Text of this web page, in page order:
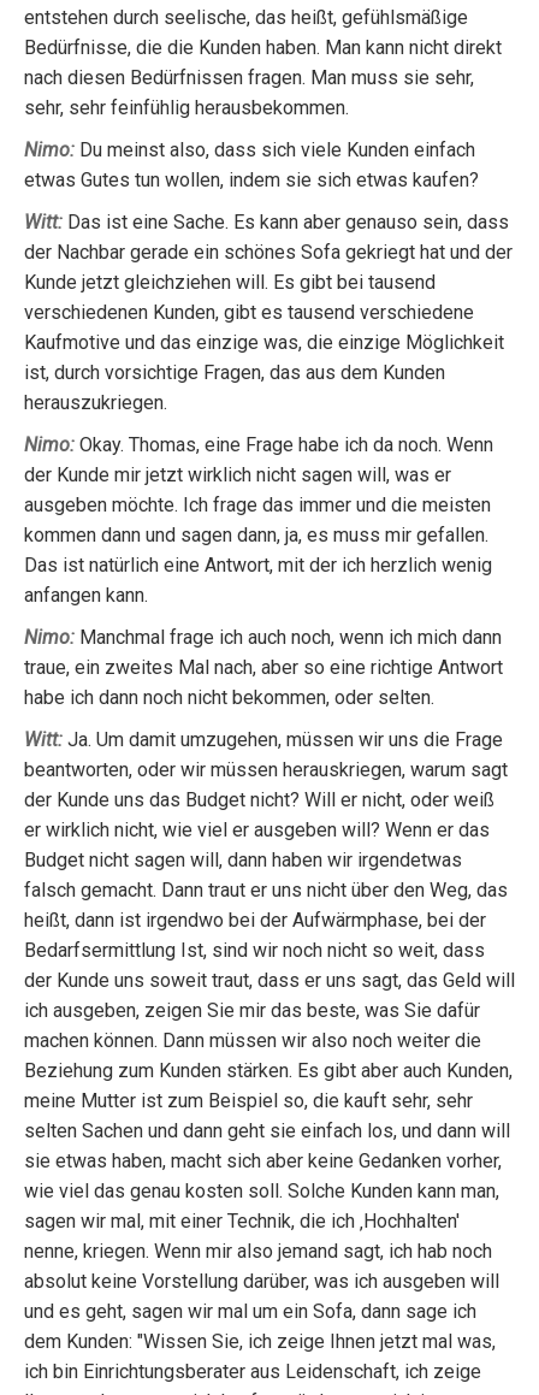
entstehen durch seelische, das heißt, gefühlsmäßige
Bedürfnisse, die die Kunden haben. Man kann nicht direkt
nach diesen Bedürfnissen fragen. Man muss sie sehr,
sehr, sehr feinfühlig herausbekommen.
Nimo: Du meinst also, dass sich viele Kunden einfach
etwas Gutes tun wollen, indem sie sich etwas kaufen?
Witt: Das ist eine Sache. Es kann aber genauso sein, dass
der Nachbar gerade ein schönes Sofa gekriegt hat und der
Kunde jetzt gleichziehen will. Es gibt bei tausend
verschiedenen Kunden, gibt es tausend verschiedene
Kaufmotive und das einzige was, die einzige Möglichkeit
ist, durch vorsichtige Fragen, das aus dem Kunden
herauszukriegen.
Nimo: Okay. Thomas, eine Frage habe ich da noch. Wenn
der Kunde mir jetzt wirklich nicht sagen will, was er
ausgeben möchte. Ich frage das immer und die meisten
kommen dann und sagen dann, ja, es muss mir gefallen.
Das ist natürlich eine Antwort, mit der ich herzlich wenig
anfangen kann.
Nimo: Manchmal frage ich auch noch, wenn ich mich dann
traue, ein zweites Mal nach, aber so eine richtige Antwort
habe ich dann noch nicht bekommen, oder selten.
Witt: Ja. Um damit umzugehen, müssen wir uns die Frage
beantworten, oder wir müssen herauskriegen, warum sagt
der Kunde uns das Budget nicht? Will er nicht, oder weiß
er wirklich nicht, wie viel er ausgeben will? Wenn er das
Budget nicht sagen will, dann haben wir irgendetwas
falsch gemacht. Dann traut er uns nicht über den Weg, das
heißt, dann ist irgendwo bei der Aufwärmphase, bei der
Bedarfsermittlung Ist, sind wir noch nicht so weit, dass
der Kunde uns soweit traut, dass er uns sagt, das Geld will
ich ausgeben, zeigen Sie mir das beste, was Sie dafür
machen können. Dann müssen wir also noch weiter die
Beziehung zum Kunden stärken. Es gibt aber auch Kunden,
meine Mutter ist zum Beispiel so, die kauft sehr, sehr
selten Sachen und dann geht sie einfach los, und dann will
sie etwas haben, macht sich aber keine Gedanken vorher,
wie viel das genau kosten soll. Solche Kunden kann man,
sagen wir mal, mit einer Technik, die ich ‚Hochhalten'
nenne, kriegen. Wenn mir also jemand sagt, ich hab noch
absolut keine Vorstellung darüber, was ich ausgeben will
und es geht, sagen wir mal um ein Sofa, dann sage ich
dem Kunden: "Wissen Sie, ich zeige Ihnen jetzt mal was,
ich bin Einrichtungsberater aus Leidenschaft, ich zeige